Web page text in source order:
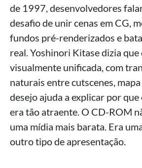
de 1997, desenvolvedores
desafio de unir cenas em CG,
fundos pré-renderizados e
real. Yoshinori Kitase dizia
visualmente unificada, com
naturais entre cutscenes,
desejo ajuda a explicar por
era tão atraente. O CD-ROM
uma mídia mais barata. Era
outro tipo de apresentação.